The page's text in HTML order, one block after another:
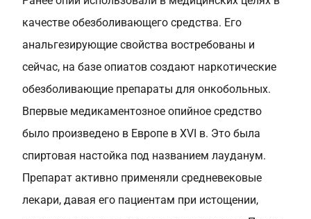
качестве обезболивающего средства. Его
анальгезирующие свойства востребованы и
сейчас, на базе опиатов создают наркотические
обезболивающие препараты для онкобольных.
Впервые медикаментозное опийное средство
было произведено в Европе в XVI в. Это была
спиртовая настойка под названием лауданум.
Препарат активно применяли средневековые
лекари, давая его пациентам при истощении,